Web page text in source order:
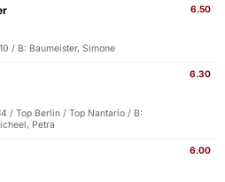
6.50
/ B: Baumeister, Simone
6.30
/ Top Berlin / Top Nantario / B:
Petra
6.00